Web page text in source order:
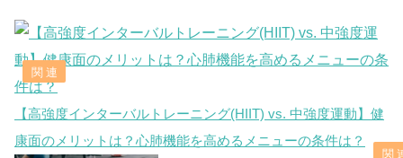
【高強度インターバルトレーニング(HIIT) vs. 中強度運動】健
康面のメリットは？心肺機能を高めるメニューの条件は？